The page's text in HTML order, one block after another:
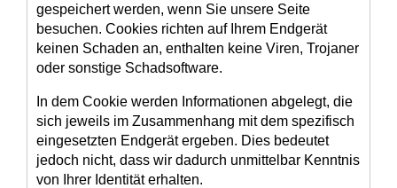
gespeichert werden, wenn Sie unsere Seite
besuchen. Cookies richten auf Ihrem Endgerät
keinen Schaden an, enthalten keine Viren, Trojaner
oder sonstige Schadsoftware.
In dem Cookie werden Informationen abgelegt, die
sich jeweils im Zusammenhang mit dem spezifisch
eingesetzten Endgerät ergeben. Dies bedeutet
jedoch nicht, dass wir dadurch unmittelbar Kenntnis
von Ihrer Identität erhalten.